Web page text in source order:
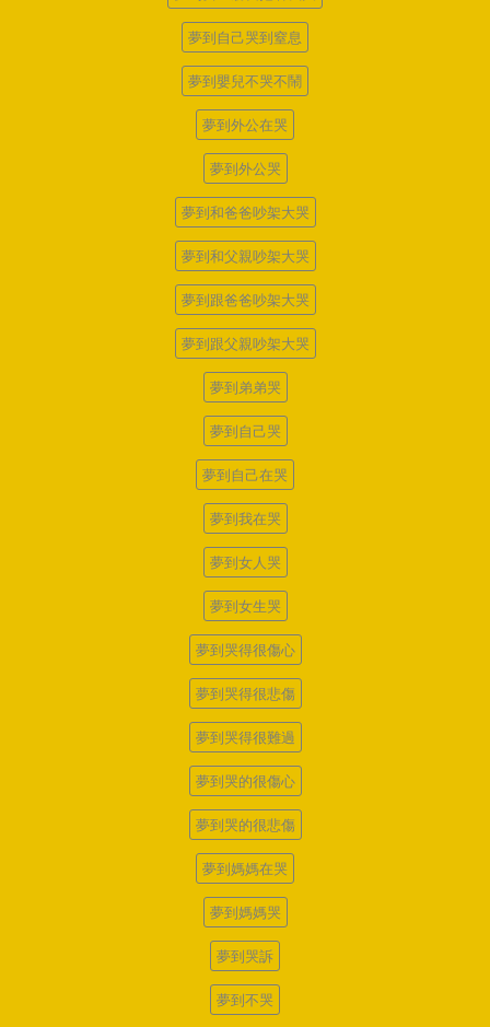
夢到自己哭到窒息
夢到嬰兒不哭不鬧
夢到外公在哭
夢到外公哭
夢到和爸爸吵架大哭
夢到和父親吵架大哭
夢到跟爸爸吵架大哭
夢到跟父親吵架大哭
夢到弟弟哭
夢到自己哭
夢到自己在哭
夢到我在哭
夢到女人哭
夢到女生哭
夢到哭得很傷心
夢到哭得很悲傷
夢到哭得很難過
夢到哭的很傷心
夢到哭的很悲傷
夢到媽媽在哭
夢到媽媽哭
夢到哭訴
夢到不哭